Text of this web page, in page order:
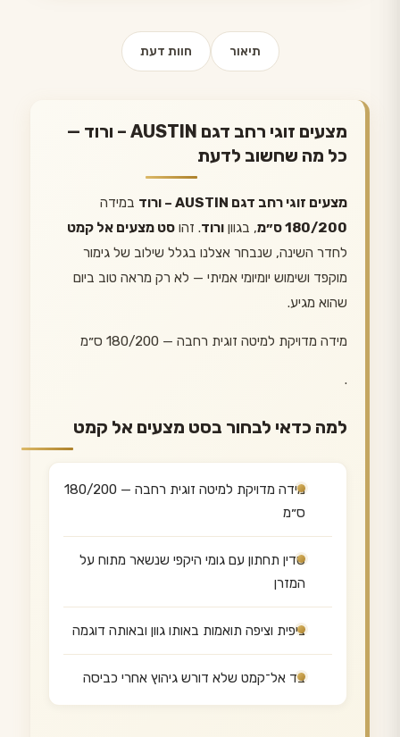
תיאור חוות דעת
מצעים זוגי רחב דגם AUSTIN – ורוד —
כל מה שחשוב לדעת
מצעים זוגי רחב דגם AUSTIN – ורוד
במידה
180/200 ס״מ
, בגוון ורוד. זהו סט מצעים אל קמט
לחדר השינה, שנבחר אצלנו בגלל שילוב של גימור
מוקפד ושימוש יומיומי אמיתי — לא רק מראה טוב ביום
שהוא מגיע.
מידה מדויקת למיטה זוגית רחבה — 180/200 ס״מ
.
למה כדאי לבחור בסט מצעים אל קמט
מידה מדויקת למיטה זוגית רחבה — 180/200
ס״מ
סדין תחתון עם גומי היקפי שנשאר מתוח על
המזרן
ציפית וציפה תואמות באותו גוון ובאותה דוגמה
בד אל־קמט שלא דורש גיהוץ אחרי כביסה